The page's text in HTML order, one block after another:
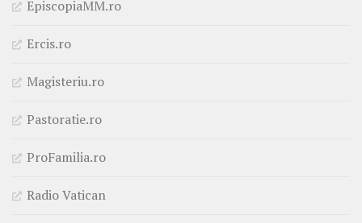
EpiscopiaMM.ro
Ercis.ro
Magisteriu.ro
Pastoratie.ro
ProFamilia.ro
Radio Vatican